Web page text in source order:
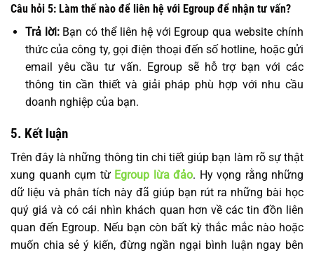
Câu hỏi 5: Làm thế nào để liên hệ với Egroup để nhận tư vấn?
Trả lời:Bạn có thể liên hệ với Egroup qua website chính
thức của công ty, gọi điện thoại đến số hotline, hoặc gửi
email yêu cầu tư vấn. Egroup sẽ hỗ trợ bạn với các
thông tin cần thiết và giải pháp phù hợp với nhu cầu
doanh nghiệp của bạn.
5. Kết luận
Trên đây là những thông tin chi tiết giúp bạn làm rõ sự thật
xung quanh cụm từ Egroup lừa đảo. Hy vọng rằng những
dữ liệu và phân tích này đã giúp bạn rút ra những bài học
quý giá và có cái nhìn khách quan hơn về các tin đồn liên
quan đến Egroup. Nếu bạn còn bất kỳ thắc mắc nào hoặc
muốn chia sẻ ý kiến, đừng ngần ngại bình luận ngay bên